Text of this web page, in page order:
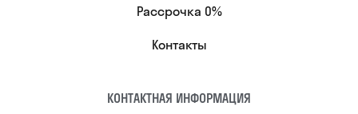
Рассрочка 0%
Контакты
КОНТАКТНАЯ ИНФОРМАЦИЯ